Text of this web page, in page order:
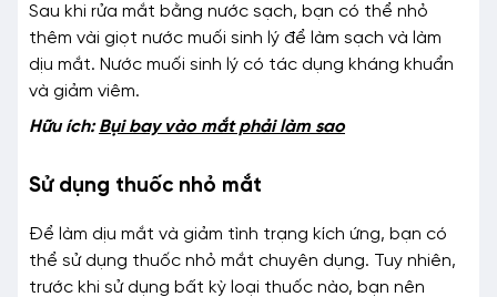
Sau khi rửa mắt bằng nước sạch, bạn có thể nhỏ
thêm vài giọt nước muối sinh lý để làm sạch và làm
dịu mắt. Nước muối sinh lý có tác dụng kháng khuẩn
và giảm viêm.
Hữu ích:Bụi bay vào mắt phải làm sao
Sử dụng thuốc nhỏ mắt
Để làm dịu mắt và giảm tình trạng kích ứng, bạn có
thể sử dụng thuốc nhỏ mắt chuyên dụng. Tuy nhiên,
trước khi sử dụng bất kỳ loại thuốc nào, bạn nên